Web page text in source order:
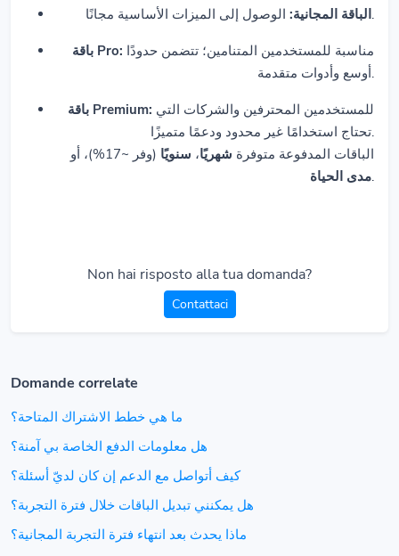
الباقة المجانية:الوصول إلى الميزات الأساسية مجانًا.
باقة Pro:
أوسع وأدوات متقدمة.
باقة Premium:
تحتاج استخدامًا غير محدود ودعمًا متميزًا.
الباقات المدفوعة متوفرة شهريًا، سنويًا (وفر ~17%)، أو
مدى الحياة.
Non hai risposto alla tua domanda?
Contattaci
Domande correlate
ما هي خطط الاشتراك المتاحة؟
هل معلومات الدفع الخاصة بي آمنة؟
كيف أتواصل مع الدعم إن كان لديّ أسئلة؟
هل يمكنني تبديل الباقات خلال فترة التجربة؟
ماذا يحدث بعد انتهاء فترة التجربة المجانية؟